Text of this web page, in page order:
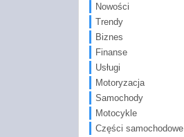
Nowości
Trendy
Biznes
Finanse
Usługi
Motoryzacja
Samochody
Motocykle
Części samochodowe